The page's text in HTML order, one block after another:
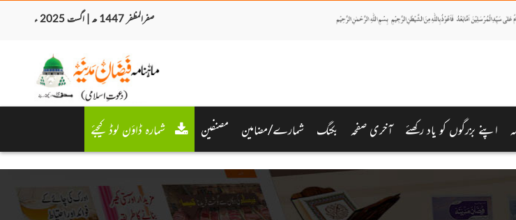
صفرالمظفر 1447 ھ | اگست 2025 ء
اپنے بزرگوں کو یاد رکھئے آخری صفحہ بکنگ شمارے/مضامین مصنفین شمارہ ڈاؤن لوڈ کیجئے